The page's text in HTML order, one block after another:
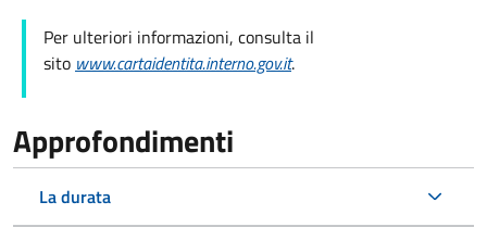
Per ulteriori informazioni, consulta il
sito www.cartaidentita.interno.gov.it.
Approfondimenti
La durata